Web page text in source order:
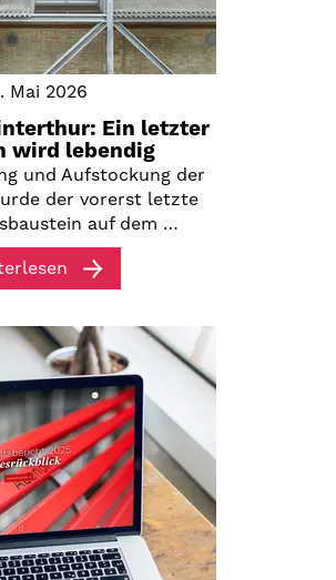
Mai 2026
Ein letzter
wird lebendig
und Aufstockung der
der vorerst letzte
auf dem …